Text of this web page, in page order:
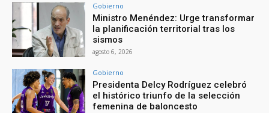
Gobierno
Ministro Menéndez: Urge transformar
la planificación territorial tras los
sismos
agosto 6, 2026
Gobierno
Presidenta Delcy Rodríguez celebró
el histórico triunfo de la selección
femenina de baloncesto